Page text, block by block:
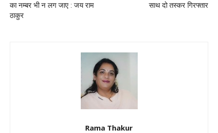
का नम्बर भी न लग जाए : जय राम
ठाकुर
साथ दो तस्कर गिरफ्तार
Rama Thakur